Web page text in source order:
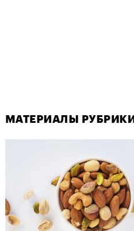
МАТЕРИАЛЫ РУБРИКИ